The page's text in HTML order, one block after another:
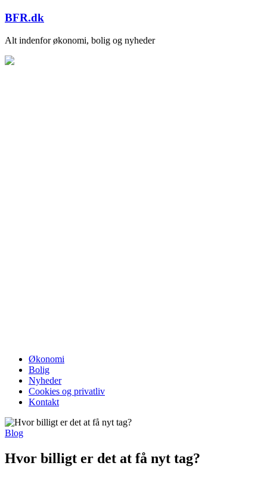
Skip
content
BFR.dk
Alt indenfor økonomi, bolig og nyheder
Økonomi
Bolig
Nyheder
Cookies og privatliv
Kontakt
Blog
Hvor billigt er det at få nyt tag?